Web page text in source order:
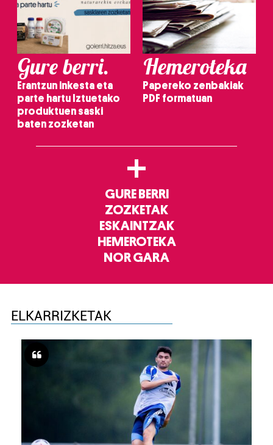
Gure berri.
Erantzun inkesta eta
parte hartu Iztuetako
produktuen saski
baten zozketan
Hemeroteka
Papereko zenbakiak
PDF formatuan
+
GURE BERRI
ZOZKETAK
ESKAINTZAK
HEMEROTEKA
NOR GARA
ELKARRIZKETAK